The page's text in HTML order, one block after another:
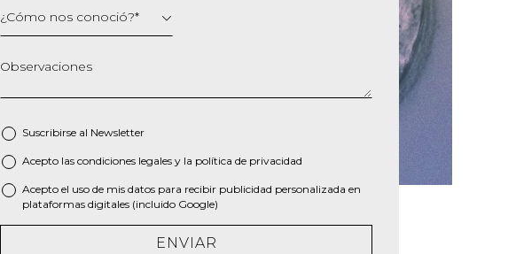
AAAA
¿Cómo nos conoció?*
Observaciones
Suscribirse al Newsletter
* Acepto las condiciones legales y la política de privacidad
Acepto el uso de mis datos para recibir publicidad personalizada en
plataformas digitales (incluido Google)
ENVIAR